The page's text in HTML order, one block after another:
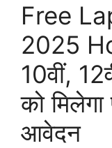
Free
2025
10वीं,
को
आवेदन